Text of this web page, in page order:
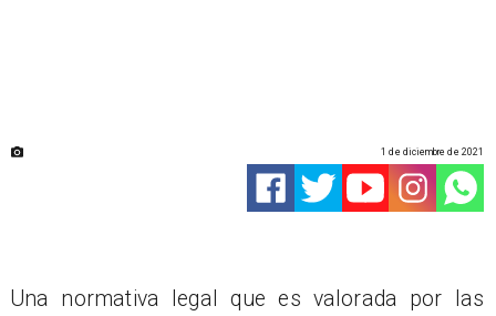
1 de diciembre de 2021
Una normativa legal que es valorada por las